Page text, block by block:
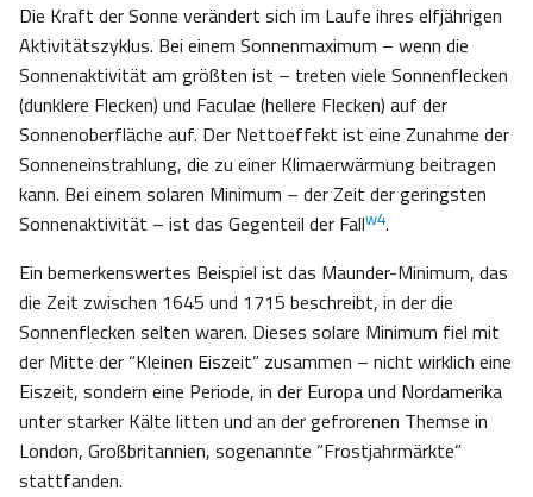
Die Kraft der Sonne verändert sich im Laufe ihres elfjährigen
Aktivitätszyklus. Bei einem Sonnenmaximum – wenn die
Sonnenaktivität am größten ist – treten viele Sonnenflecken
(dunklere Flecken) und Faculae (hellere Flecken) auf der
Sonnenoberfläche auf. Der Nettoeffekt ist eine Zunahme der
Sonneneinstrahlung, die zu einer Klimaerwärmung beitragen
kann. Bei einem solaren Minimum – der Zeit der geringsten
Sonnenaktivität – ist das Gegenteil der Fallw4.
Ein bemerkenswertes Beispiel ist das Maunder-Minimum, das
die Zeit zwischen 1645 und 1715 beschreibt, in der die
Sonnenflecken selten waren. Dieses solare Minimum fiel mit
der Mitte der “Kleinen Eiszeit” zusammen – nicht wirklich eine
Eiszeit, sondern eine Periode, in der Europa und Nordamerika
unter starker Kälte litten und an der gefrorenen Themse in
London, Großbritannien, sogenannte “Frostjahrmärkte”
stattfanden.